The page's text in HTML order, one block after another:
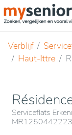
Verblijf
Haut-Ittre
Serviceflats